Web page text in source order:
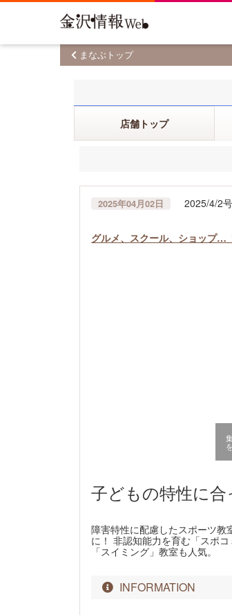
まなぶトップ
店舗トップ
2025年04月02日 2025/4/2号
グルメ、スクール、ショップ…
子どもの特性に
障害特性に配慮したスポーツ教
に！ 非認知能力を育む「スポ
「スイミング」教室も人気。
INFORMATION